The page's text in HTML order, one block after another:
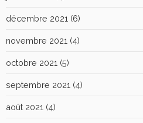
décembre 2021 (6)
novembre 2021 (4)
octobre 2021 (5)
septembre 2021 (4)
août 2021 (4)